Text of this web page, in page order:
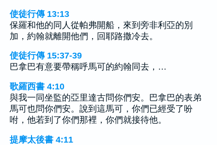
使徒行傳 13:13
保羅和他的同人從帕弗開船，來到旁非利亞的別
加，約翰就離開他們，回耶路撒冷去。
使徒行傳 15:37-39
巴拿巴有意要帶稱呼馬可的約翰同去，…
歌羅西書 4:10
與我一同坐監的亞里達古問你們安。巴拿巴的表弟
馬可也問你們安。說到這馬可，你們已經受了吩
咐，他若到了你們那裡，你們就接待他。
提摩太後書 4:11